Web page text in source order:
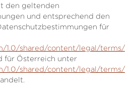
den geltenden
und entsprechend den
für
1.0/shared/content/legal/terms/
für Österreich unter
1.0/shared/content/legal/terms/